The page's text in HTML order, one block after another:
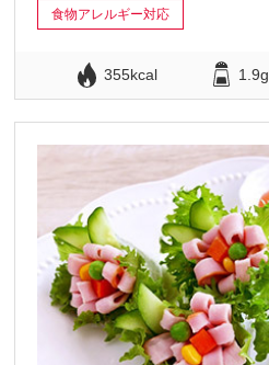
食物アレルギー対応
355kcal 1.9g